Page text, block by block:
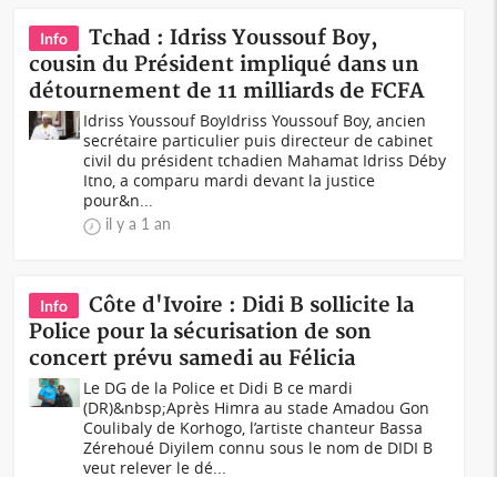
Info
Tchad : Idriss Youssouf Boy,
cousin du Président impliqué dans un
détournement de 11 milliards de FCFA
Idriss Youssouf BoyIdriss Youssouf Boy, ancien
secrétaire particulier puis directeur de cabinet
civil du président tchadien Mahamat Idriss Déby
Itno, a comparu mardi devant la justice
pour&n...
il y a 1 an
Info
Côte d'Ivoire : Didi B sollicite la
Police pour la sécurisation de son
concert prévu samedi au Félicia
Le DG de la Police et Didi B ce mardi
(DR)&nbsp;Après Himra au stade Amadou Gon
Coulibaly de Korhogo, l’artiste chanteur Bassa
Zérehoué Diyilem connu sous le nom de DIDI B
veut relever le dé...